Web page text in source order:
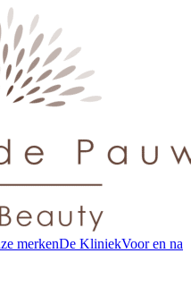
merkenDe KliniekVoor en na